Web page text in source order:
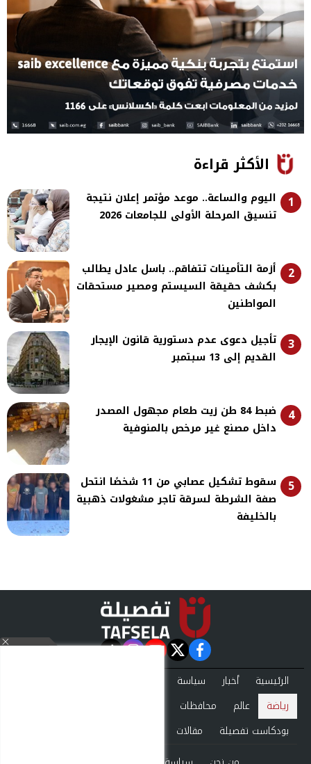
الأكثر قراءة
1
اليوم والساعة.. موعد مؤتمر إعلان نتيجة
تنسيق المرحلة الأولى للجامعات 2026
2
أزمة التأمينات تتفاقم.. باسل عادل يطالب
بكشف حقيقة السيستم ومصير مستحقات
المواطنين
3
تأجيل دعوى عدم دستورية قانون الإيجار
القديم إلى 13 سبتمبر
4
ضبط 84 طن زيت طعام مجهول المصدر
داخل مصنع غير مرخص بالمنوفية
5
سقوط تشكيل عصابي من 11 شخصًا انتحل
صفة الشرطة لسرقة تاجر مشغولات ذهبية
بالخليفة
facebook
twitter
الرئيسية أخبار سياسة
رياضة
عالم محافظات
بودكاست تفصيلة
مقالات